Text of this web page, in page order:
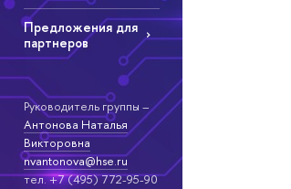
Предложения для
партнеров
Руководитель группы –
Антонова Наталья
Викторовна
nvantonova@hse.ru
тел. +7 (495) 772-95-90